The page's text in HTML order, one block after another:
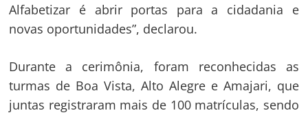
Alfabetizar é abrir portas para a cidadania e
novas oportunidades”, declarou.
Durante a cerimônia, foram reconhecidas as
turmas de Boa Vista, Alto Alegre e Amajari, que
juntas registraram mais de 100 matrículas, sendo